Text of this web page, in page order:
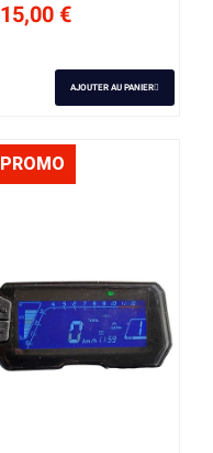
15,00 €
AJOUTER AU PANIER
PROMO